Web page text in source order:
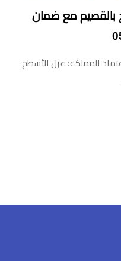
مع ضمان
المملكة: عزل الأسطح